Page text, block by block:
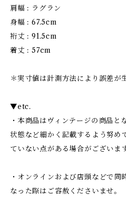
肩幅 : ラグラン
身幅 : 67.5cm
裄丈 : 91.5cm
着丈 : 57cm
＊実寸値は計測方法により誤差が
▼etc.
・本商品はヴィンテージの商品と
状態など細かく記載するよう努め
ていない点がある場合がございます
・オンラインおよび店頭などで同
なった際はご容赦くださいませ。